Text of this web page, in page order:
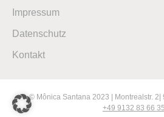
Impressum
Datenschutz
Kontakt
© Mônica Santana 2023 | Montrealstr. 2|
+49 9132 83 66